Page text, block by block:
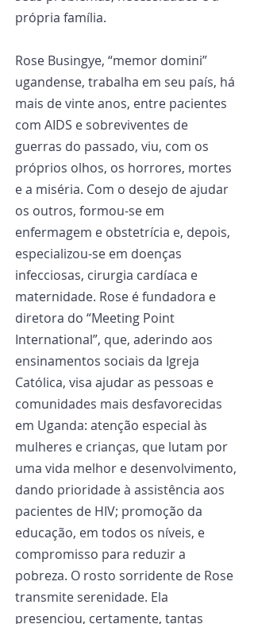
própria família.
Rose Busingye, “memor domini”
ugandense, trabalha em seu país, há
mais de vinte anos, entre pacientes
com AIDS e sobreviventes de
guerras do passado, viu, com os
próprios olhos, os horrores, mortes
e a miséria. Com o desejo de ajudar
os outros, formou-se em
enfermagem e obstetrícia e, depois,
especializou-se em doenças
infecciosas, cirurgia cardíaca e
maternidade. Rose é fundadora e
diretora do “Meeting Point
International”, que, aderindo aos
ensinamentos sociais da Igreja
Católica, visa ajudar as pessoas e
comunidades mais desfavorecidas
em Uganda: atenção especial às
mulheres e crianças, que lutam por
uma vida melhor e desenvolvimento,
dando prioridade à assistência aos
pacientes de HIV; promoção da
educação, em todos os níveis, e
compromisso para reduzir a
pobreza. O rosto sorridente de Rose
transmite serenidade. Ela
presenciou, certamente, tantas